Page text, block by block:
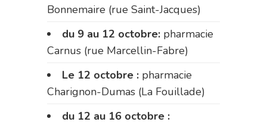
Bonnemaire (rue Saint-Jacques)
du 9 au 12 octobre: pharmacie
Carnus (rue Marcellin-Fabre)
Le 12 octobre : pharmacie
Charignon-Dumas (La Fouillade)
du 12 au 16 octobre :